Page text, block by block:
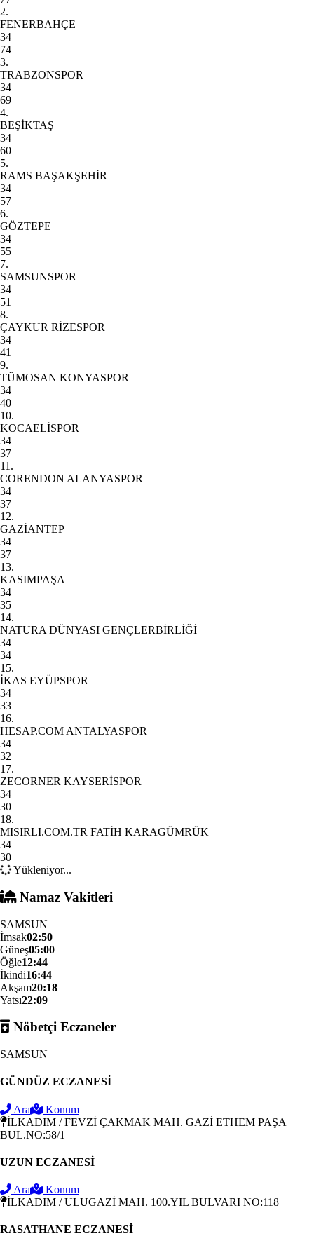
2.
FENERBAHÇE
34
74
3.
TRABZONSPOR
34
69
4.
BEŞİKTAŞ
34
60
5.
RAMS BAŞAKŞEHİR
34
57
6.
GÖZTEPE
34
55
7.
SAMSUNSPOR
34
51
8.
ÇAYKUR RİZESPOR
34
41
9.
TÜMOSAN KONYASPOR
34
40
10.
KOCAELİSPOR
34
37
11.
CORENDON ALANYASPOR
34
37
12.
GAZİANTEP
34
37
13.
KASIMPAŞA
34
35
14.
NATURA DÜNYASI GENÇLERBİRLİĞİ
34
34
15.
İKAS EYÜPSPOR
34
33
16.
HESAP.COM ANTALYASPOR
34
32
17.
ZECORNER KAYSERİSPOR
34
30
18.
MISIRLI.COM.TR FATİH KARAGÜMRÜK
34
30
Yükleniyor...
Namaz Vakitleri
SAMSUN
İmsak02:50
Güneş05:00
Öğle12:44
İkindi16:44
Akşam20:18
Yatsı22:09
Nöbetçi Eczaneler
SAMSUN
GÜNDÜZ ECZANESİ
Ara
Konum
İLKADIM / FEVZİ ÇAKMAK MAH. GAZİ ETHEM PAŞA
BUL.NO:58/1
UZUN ECZANESİ
Ara
Konum
İLKADIM / ULUGAZİ MAH. 100.YIL BULVARI NO:118
RASATHANE ECZANESİ